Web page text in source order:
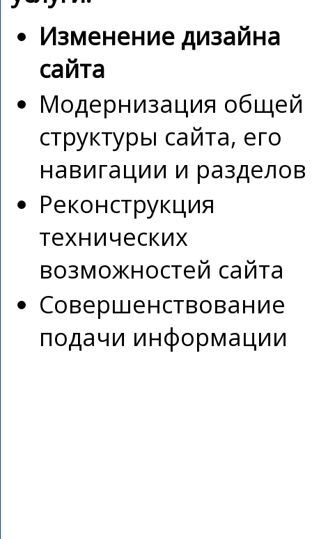
Изменение дизайна
сайта
Модернизация общей
структуры сайта, его
навигации и разделов
Реконструкция
технических
возможностей сайта
Совершенствование
подачи информации